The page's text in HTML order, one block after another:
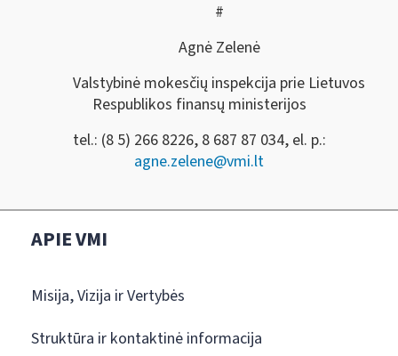
#
Agnė Zelenė
Valstybinė mokesčių inspekcija prie Lietuvos
Respublikos finansų ministerijos
tel.: (8 5) 266 8226, 8 687 87 034, el. p.:
agne.zelene@vmi.lt
APIE VMI
Misija, Vizija ir Vertybės
Struktūra ir kontaktinė informacija